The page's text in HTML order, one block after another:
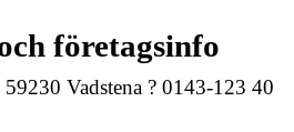
företagsinfo
59230 Vadstena ? 0143-123 40